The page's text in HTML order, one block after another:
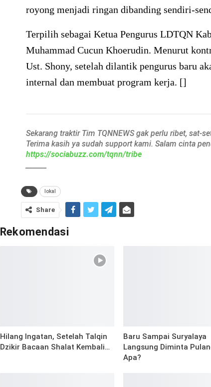
royong menjadi ringan dibanding sendiri-
Terpilih sebagai Ketua Pengurus LDTQN
Muhammad Cucun Khoerudin. Menurut
Ust. Shony, setelah dilantik pengurus baru
internal dan membuat program kerja. []
Sekarang traktir Tim TQNNEWS gak perlu ribet, sat-
Terima kasih ya sudah support kami. Salam cinta
https://sociabuzz.com/tqnn/tribe
lokal
Share
Rekomendasi
Hilang Ingatan, Setelah Talqin
Dzikir Bacaan Shalat Kembali…
Baru Sampai Suryalaya
Langsung Diminta
Apa?